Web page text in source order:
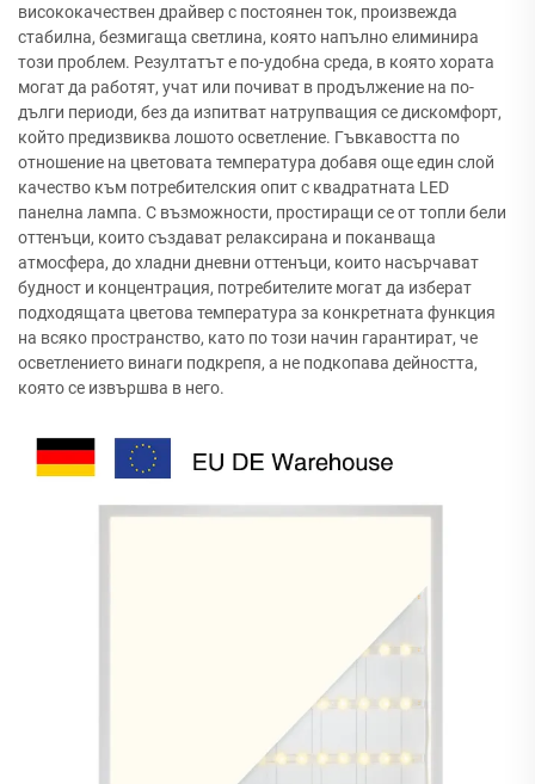
висококачествен драйвер с постоянен ток, произвежда
стабилна, безмигаща светлина, която напълно елиминира
този проблем. Резултатът е по-удобна среда, в която хората
могат да работят, учат или почиват в продължение на по-
дълги периоди, без да изпитват натрупващия се дискомфорт,
който предизвиква лошото осветление. Гъвкавостта по
отношение на цветовата температура добавя още един слой
качество към потребителския опит с квадратната LED
панелна лампа. С възможности, простиращи се от топли бели
оттенъци, които създават релаксирана и поканваща
атмосфера, до хладни дневни оттенъци, които насърчават
будност и концентрация, потребителите могат да изберат
подходящата цветова температура за конкретната функция
на всяко пространство, като по този начин гарантират, че
осветлението винаги подкрепя, а не подкопава дейността,
която се извършва в него.